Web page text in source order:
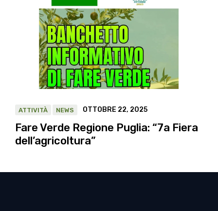
ATTIVITÀ NEWS OTTOBRE 22, 2025
Fare Verde Regione Puglia: “7a Fiera
dell’agricoltura”